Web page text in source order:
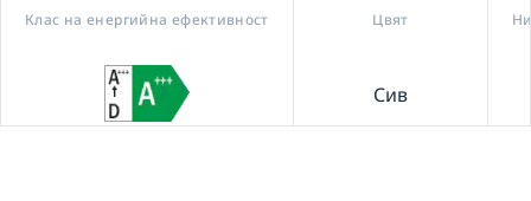
Клас на енергийна ефективност Цвят
Сив